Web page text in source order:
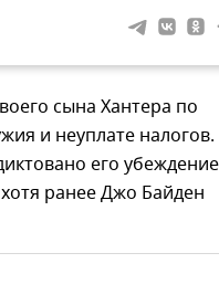
сына Хантера по
и неуплате налогов.
его
ранее Джо Байден